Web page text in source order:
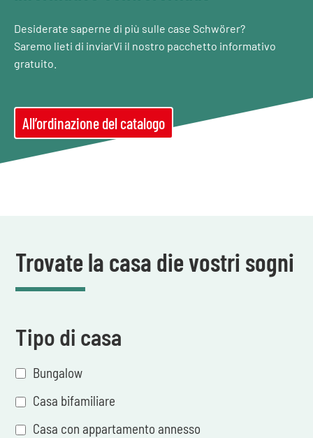
Desiderate saperne di più sulle case Schwörer?
Saremo lieti di inviarVi il nostro pacchetto informativo
gratuito.
All’ordinazione del catalogo
Trovate la casa die vostri sogni
Tipo di casa
Bungalow
Casa bifamiliare
Casa con appartamento annesso